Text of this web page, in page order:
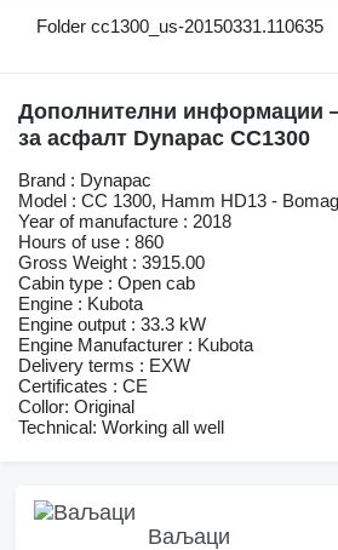
Folder cc1300_us-20150331.110635
Дополнителни информации
за асфалт Dynapac CC1300
Brand : Dynapac
Model : CC 1300, Hamm HD13 -
Year of manufacture : 2018
Hours of use : 860
Gross Weight : 3915.00
Cabin type : Open cab
Engine : Kubota
Engine output : 33.3 kW
Engine Manufacturer : Kubota
Delivery terms : EXW
Certificates : CE
Collor: Original
Technical: Working all well
Ваљаци